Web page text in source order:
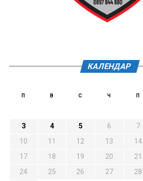
КАЛЕНДАР
П В С Ч П
3
4 5 6 7
10
11 12 13 14
17
18 19 20 21
24
25 26 27 28